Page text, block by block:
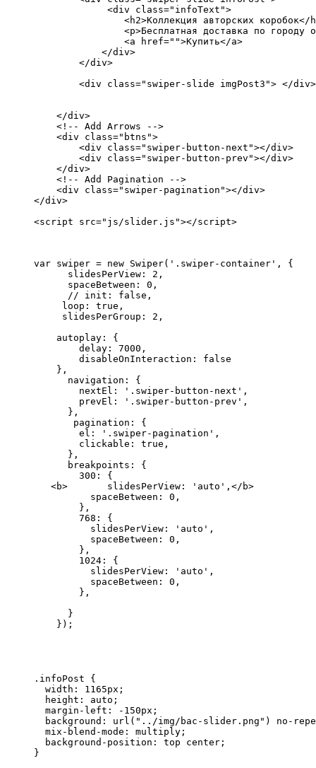
             <div class="infoText">
<h2>Коллекция авторских коробок</
<p>Бесплатная доставка по городу
                <a href="">Купить</a>
            </div>
        </div>
        <div class="swiper-slide imgPost3"> </div>
    </div>
    <!-- Add Arrows -->
    <div class="btns">
        <div class="swiper-button-next"></div>
        <div class="swiper-button-prev"></div>
    </div>
    <!-- Add Pagination -->
    <div class="swiper-pagination"></div>
</div>
<script src="js/slider.js"></script>
var swiper = new Swiper('.swiper-container', {
      slidesPerView: 2,
      spaceBetween: 0,
      // init: false,
     loop: true,
     slidesPerGroup: 2,
    autoplay: {
        delay: 7000,
        disableOnInteraction: false
    },
      navigation: {
        nextEl: '.swiper-button-next',
        prevEl: '.swiper-button-prev',
      },
       pagination: {
        el: '.swiper-pagination',
        clickable: true,
      },
      breakpoints: {
        300: {
   <b>       slidesPerView: 'auto',</b>
          spaceBetween: 0,
        },
        768: {
          slidesPerView: 'auto',
          spaceBetween: 0,
        },
        1024: {
          slidesPerView: 'auto',
          spaceBetween: 0,
        },
      }
    });
.infoPost {
  width: 1165px;
  height: auto;
  margin-left: -150px;
background: url("../img/bac-slider.png") no-
  mix-blend-mode: multiply;
  background-position: top center;
}